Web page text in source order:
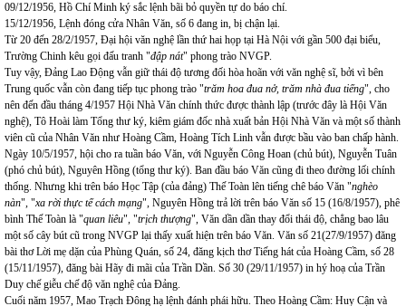
09/12/1956, Hồ Chí Minh ký sắc lệnh bãi bỏ quyền tự do báo chí.
15/12/1956, Lệnh đóng cửa Nhân Văn, số 6 đang in, bị chận lại.
Từ 20 đến 28/2/1957, Đại hội văn nghệ lần thứ hai họp tại Hà Nội với gần 500 đại biểu,
Trường Chinh kêu gọi đấu tranh "đập nát" phong trào NVGP.
Tuy vậy, Đảng Lao Động vẫn giữ thái độ tương đối hòa hoãn với văn nghệ sĩ, bởi vì bên
Trung quốc vẫn còn đang tiếp tục phong trào "trăm hoa đua nở, trăm nhà đua tiếng", cho
nên đến đầu tháng 4/1957 Hội Nhà Văn chính thức được thành lập (trước đây là Hội Văn
nghệ), Tô Hoài làm Tổng thư ký, kiêm giám đốc nhà xuất bản Hội Nhà Văn và một số thành
viên cũ của Nhân Văn như Hoàng Cầm, Hoàng Tích Linh vẫn được bầu vào ban chấp hành.
Ngày 10/5/1957, hội cho ra tuần báo Văn, với Nguyễn Công Hoan (chủ bút), Nguyễn Tuân
(phó chủ bút), Nguyên Hồng (tổng thư ký). Ban đầu báo Văn cũng đi theo đường lối chính
thống. Nhưng khi trên báo Học Tập (của đảng) Thế Toàn lên tiếng chê báo Văn "nghèo
nàn", "xa rời thực tế cách mạng", Nguyên Hồng trả lời trên báo Văn số 15 (16/8/1957), phê
bình Thế Toàn là "quan liêu", "trịch thượng", Văn dần dần thay đổi thái độ, chẳng bao lâu
một số cây bút cũ trong NVGP lại thấy xuất hiện trên báo Văn. Văn số 21(27/9/1957) đăng
bài thơ Lời mẹ dặn của Phùng Quán, số 24, đăng kịch thơ Tiếng hát của Hoàng Cầm, số 28
(15/11/1957), đăng bài Hãy đi mãi của Trần Dần. Số 30 (29/11/1957) in hý hoạ của Trần
Duy chế giễu chế độ văn nghệ của Đảng.
Cuối năm 1957, Mao Trạch Đông hạ lệnh đánh phái hữu. Theo Hoàng Cầm: Huy Cận và